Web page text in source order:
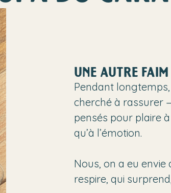
UNE AUTRE
Pendant
cherché à rassurer
pensés pour plaire
qu’à l’émotion.
Nous, on a eu envie
respire, qui